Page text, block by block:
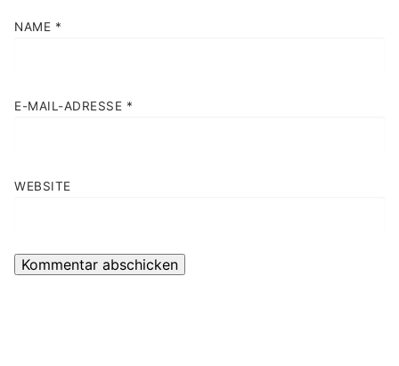
NAME *
E-MAIL-ADRESSE *
WEBSITE